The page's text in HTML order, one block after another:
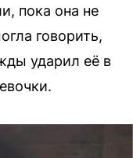
пока она не
говорить,
ударил её в